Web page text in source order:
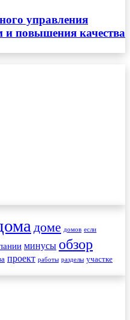
управления
и повышения качества
доме домов если
минусы обзор
проект работы разделы участке